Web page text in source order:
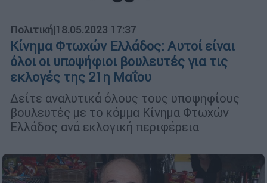
Πολιτική|18.05.2023 17:37
Κίνημα Φτωχών Ελλάδος: Αυτοί είναι
όλοι οι υποψήφιοι βουλευτές για τις
εκλογές της 21η Μαΐου
Δείτε αναλυτικά όλους τους υποψηφίους
βουλευτές με το κόμμα Κίνημα Φτωχών
Ελλάδος ανά εκλογική περιφέρεια